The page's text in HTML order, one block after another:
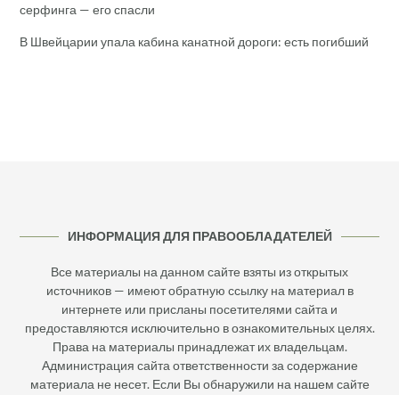
серфинга — его спасли
В Швейцарии упала кабина канатной дороги: есть погибший
ИНФОРМАЦИЯ ДЛЯ ПРАВООБЛАДАТЕЛЕЙ
Все материалы на данном сайте взяты из открытых
источников — имеют обратную ссылку на материал в
интернете или присланы посетителями сайта и
предоставляются исключительно в ознакомительных целях.
Права на материалы принадлежат их владельцам.
Администрация сайта ответственности за содержание
материала не несет. Если Вы обнаружили на нашем сайте